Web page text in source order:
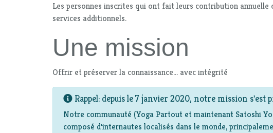
Les personnes inscrites qui ont fait leurs contribution annuelle
services additionnels.
Une mission
Offrir et préserver la connaissance... avec intégrité
Rappel: depuis le 7 janvier 2020, notre mission s'est
Notre communauté (Yoga Partout et maintenant Satoshi
composé d'internautes localisés dans le monde,